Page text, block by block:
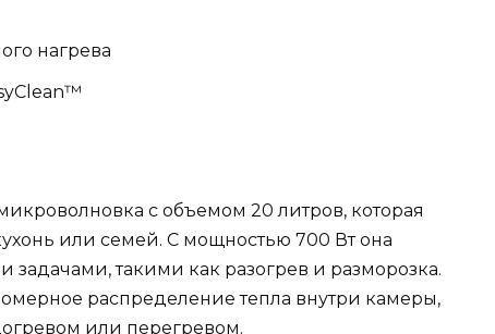
нагрева
с объемом 20 литров, которая
или семей. С мощностью 700 Вт она
такими как разогрев и разморозка.
распределение тепла внутри камеры,
или перегревом.